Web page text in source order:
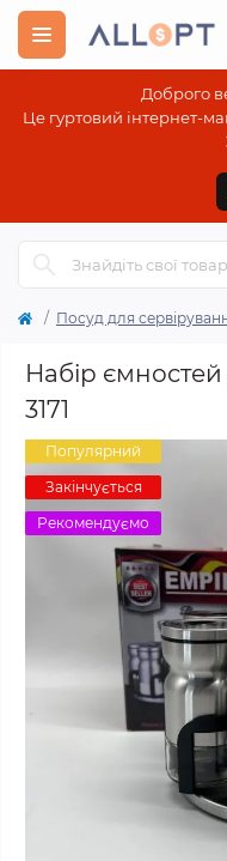
Доброго
Це гуртовий інтернет-
Посуд для
Набір
3171
Популярний
Закінчується
Рекомендуємо